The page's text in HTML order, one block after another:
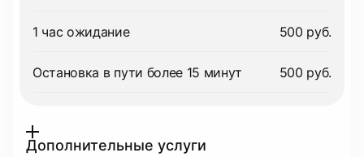
1 час ожидание 500 руб.
Остановка в пути более 15 минут 500 руб.
Дополнительные услуги